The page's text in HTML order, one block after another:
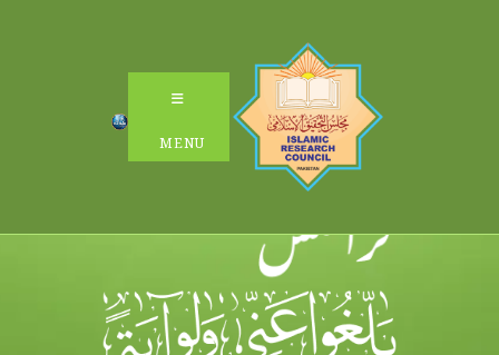
MENU